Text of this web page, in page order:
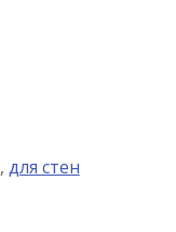
, для стен